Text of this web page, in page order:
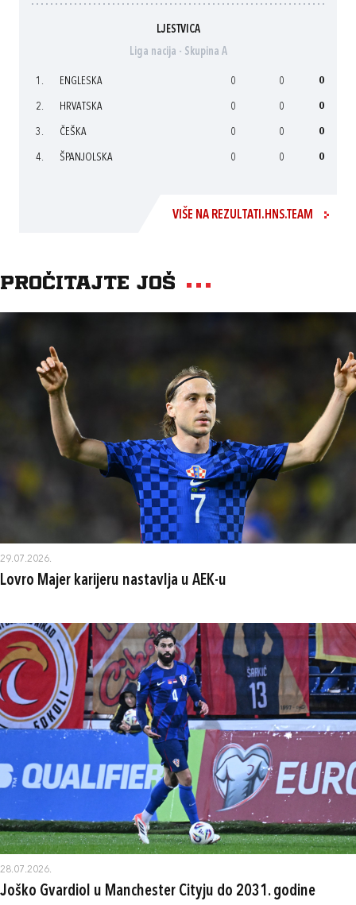
LJESTVICA
Liga nacija - Skupina A
1. ENGLESKA 0 0 0
2. HRVATSKA 0 0 0
3. ČEŠKA 0 0 0
4. ŠPANJOLSKA 0 0 0
VIŠE NA REZULTATI.HNS.TEAM
Pročitajte još
29.07.2026.
Lovro Majer karijeru nastavlja u AEK-u
28.07.2026.
Joško Gvardiol u Manchester Cityju do 2031. godine